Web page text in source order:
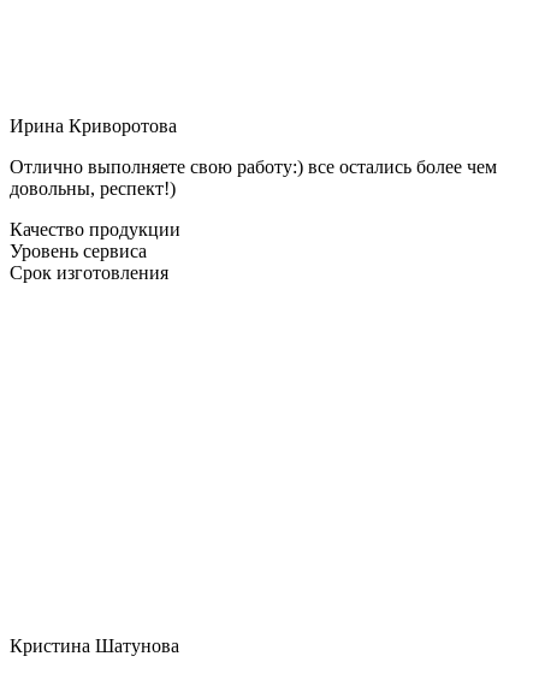
Ирина Криворотова
Отлично выполняете свою работу:) все остались более чем
довольны, респект!)
Качество продукции
Уровень сервиса
Срок изготовления
Кристина Шатунова